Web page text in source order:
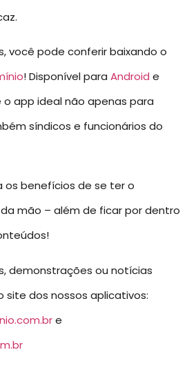
você pode conferir baixando o
! Disponível para Android e
o app ideal não apenas para
síndicos e funcionários do
os benefícios de se ter o
mão – além de ficar por dentro
demonstrações ou notícias
site dos nossos aplicativos:
e